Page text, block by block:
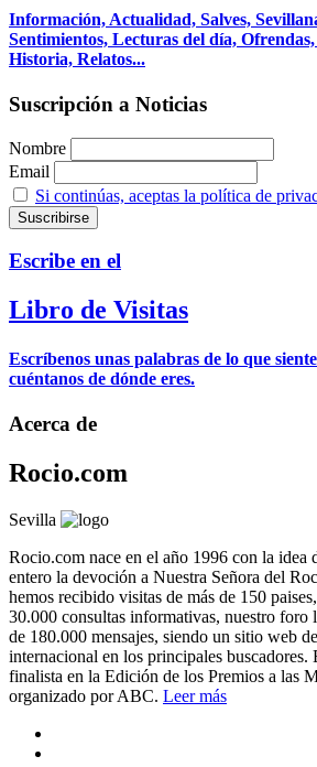
Información, Actualidad, Salves,
Sentimientos, Lecturas del día,
Historia, Relatos...
Suscripción a Noticias
Nombre
Email
Si continúas, aceptas la política de
Escribe en el
Libro de Visitas
Escríbenos unas palabras de lo que
cuéntanos de dónde eres.
Acerca de
Rocio.com
Sevilla
Rocio.com nace en el año 1996 con la
entero la devoción a Nuestra Señora del
hemos recibido visitas de más de 150
30.000 consultas informativas, nuestro foro
de 180.000 mensajes, siendo un sitio web
internacional en los principales buscadores.
finalista en la Edición de los Premios a las
organizado por ABC. Leer más